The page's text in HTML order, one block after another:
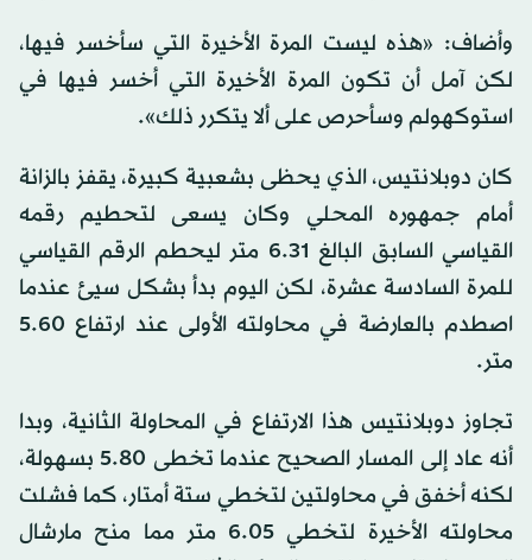
وأضاف: «هذه ليست المرة الأخيرة التي سأخسر فيها،
لكن آمل أن تكون المرة الأخيرة التي أخسر فيها في
استوكهولم وسأحرص على ألا يتكرر ذلك».
كان دوبلانتيس، الذي يحظى بشعبية كبيرة، يقفز بالزانة
أمام جمهوره المحلي وكان يسعى لتحطيم رقمه
القياسي السابق البالغ 6.31 متر ليحطم الرقم القياسي
للمرة السادسة عشرة، لكن اليوم بدأ بشكل سيئ عندما
اصطدم بالعارضة في محاولته الأولى عند ارتفاع 5.60
متر.
تجاوز دوبلانتيس هذا الارتفاع في المحاولة الثانية، وبدا
أنه عاد إلى المسار الصحيح عندما تخطى 5.80 بسهولة،
لكنه أخفق في محاولتين لتخطي ستة أمتار، كما فشلت
محاولته الأخيرة لتخطي 6.05 متر مما منح مارشال